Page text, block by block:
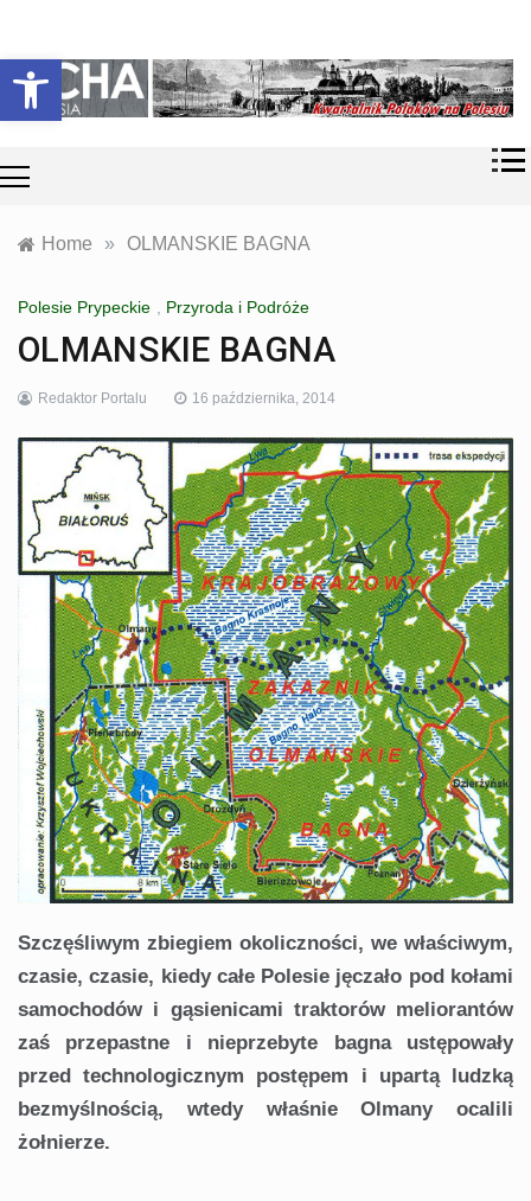
Otwórz pasek narzędzi
content
Echa
Polesia
współczesność
Polaków na
Polesiu.
Home » OLMANSKIE BAGNA
Polesie Prypeckie , Przyroda i Podróże
OLMANSKIE BAGNA
Redaktor Portalu 16 października, 2014
Szczęśliwym zbiegiem okoliczności, we właściwym,
czasie, czasie, kiedy całe Polesie jęczało pod kołami
samochodów i gąsienicami traktorów meliorantów
zaś przepastne i nieprzebyte bagna ustępowały
przed technologicznym postępem i upartą ludzką
bezmyślnością, wtedy właśnie Olmany ocalili
żołnierze.